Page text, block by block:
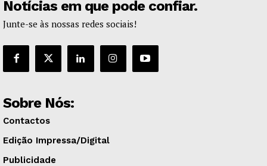
Notícias em que pode confiar.
Junte-se às nossas redes sociais!
Sobre Nós:
Contactos
Edição Impressa/Digital
Publicidade